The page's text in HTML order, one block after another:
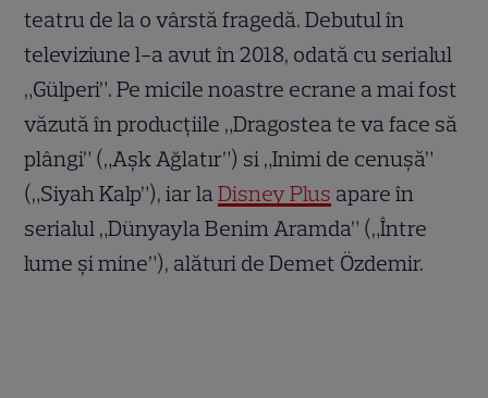
teatru de la o vârstă fragedă. Debutul în
televiziune l-a avut în 2018, odată cu serialul
„Gülperi”. Pe micile noastre ecrane a mai fost
văzută în producțiile „Dragostea te va face să
plângi” („Aşk Ağlatır”) si „Inimi de cenuşă”
(„Siyah Kalp”), iar laDisney Plus apare în
serialul „Dünyayla Benim Aramda” („Între
lume și mine”), alături de Demet Özdemir.